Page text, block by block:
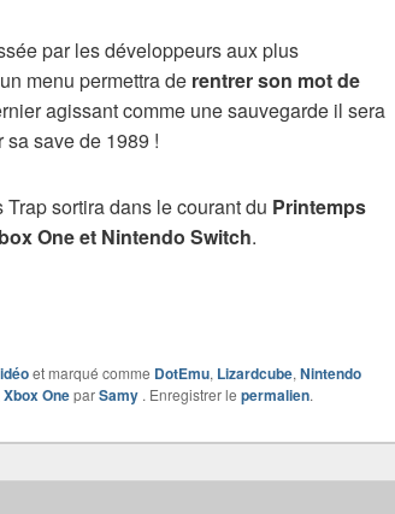
par les développeurs aux plus
menu permettra de rentrer son mot de
agissant comme une sauvegarde il sera
save de 1989 !
sortira dans le courant du Printemps
One et Nintendo Switch.
et marqué comme DotEmu, Lizardcube, Nintendo
Xbox OneparSamy . Enregistrer le permalien.